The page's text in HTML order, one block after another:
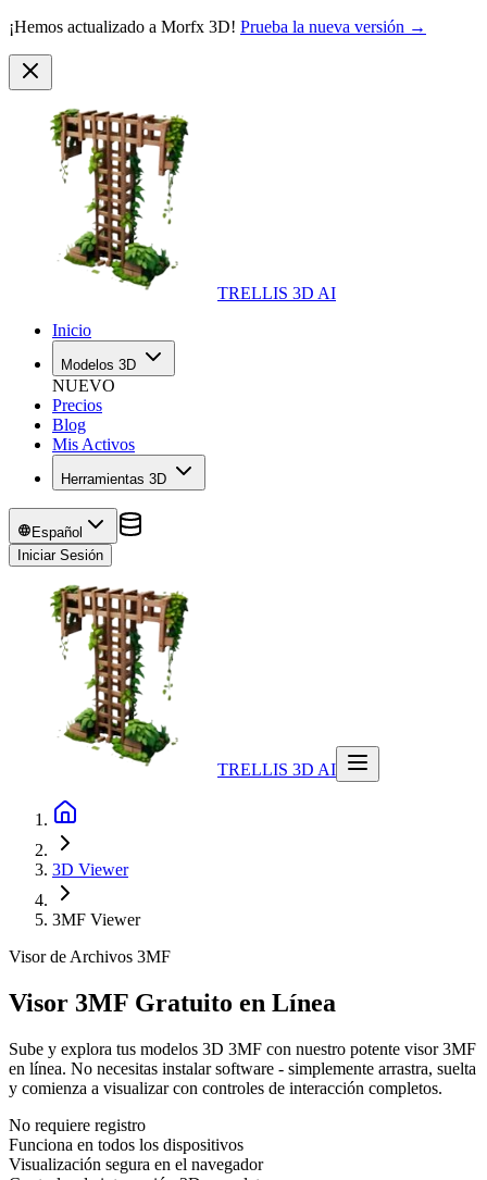
¡Hemos actualizado a Morfx 3D! Prueba la nueva versión →
TRELLIS 3D AI
Inicio
Modelos 3D
NUEVO
Precios
Blog
Mis Activos
Herramientas 3D
Español
Iniciar Sesión
TRELLIS 3D AI
3D Viewer
3MF Viewer
Visor de Archivos 3MF
Visor 3MF Gratuito en Línea
Sube y explora tus modelos 3D 3MF con nuestro potente visor 3MF
en línea. No necesitas instalar software - simplemente arrastra, suelta
y comienza a visualizar con controles de interacción completos.
No requiere registro
Funciona en todos los dispositivos
Visualización segura en el navegador